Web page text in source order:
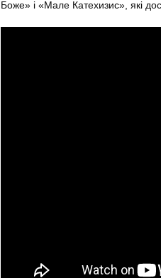
Боже» і «Мале Катехизис», які